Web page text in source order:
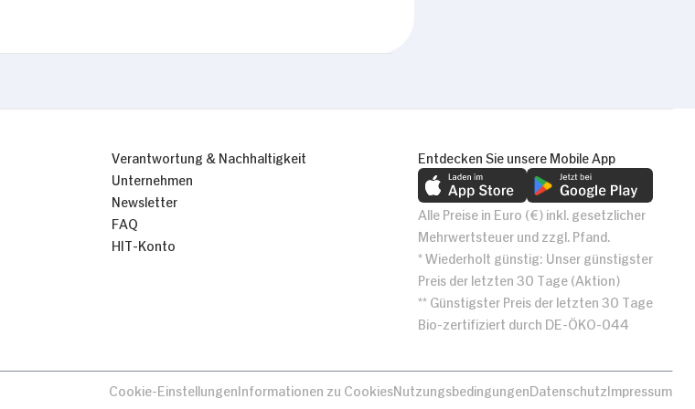
Verantwortung & Nachhaltigkeit
Unternehmen
Newsletter
FAQ
HIT-Konto
Entdecken Sie unsere Mobile App
Alle Preise in Euro (€) inkl. gesetzlicher
Mehrwertsteuer und zzgl. Pfand.
* Wiederholt günstig: Unser günstigster
Preis der letzten 30 Tage (Aktion)
** Günstigster Preis der letzten 30 Tage
Bio-zertifiziert durch DE-ÖKO-044
Cookie-EinstellungenInformationen zu CookiesNutzungsbedingungenDatenschutzImpressum